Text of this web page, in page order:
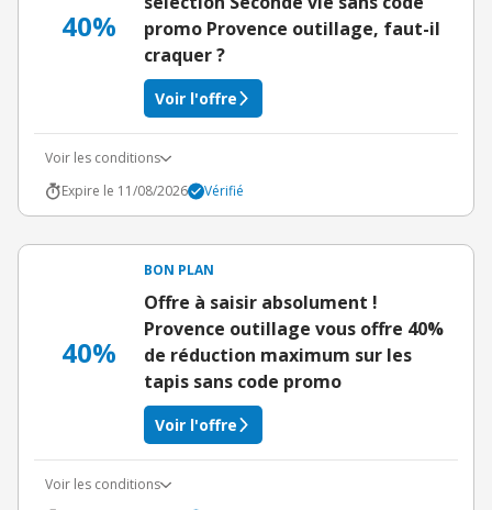
40%
promo Provence outillage, faut-il
craquer ?
Voir l'offre
Voir les conditions
Expire le 11/08/2026
Vérifié
40%
BON PLAN
Offre à saisir absolument !
Provence outillage vous offre 40%
de réduction maximum sur les
tapis sans code promo
Voir l'offre
Voir les conditions